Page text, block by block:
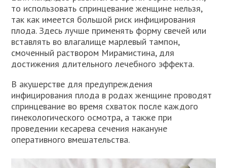
то использовать спринцевание женщине нельзя,
так как имеется большой риск инфицирования
плода. Здесь лучше применять форму свечей или
вставлять во влагалище марлевый тампон,
смоченный раствором Мирамистина, для
достижения длительного лечебного эффекта.
В акушерстве для предупреждения
инфицирования плода в родах женщине проводят
спринцевание во время схваток после каждого
гинекологического осмотра, а также при
проведении кесарева сечения накануне
оперативного вмешательства.